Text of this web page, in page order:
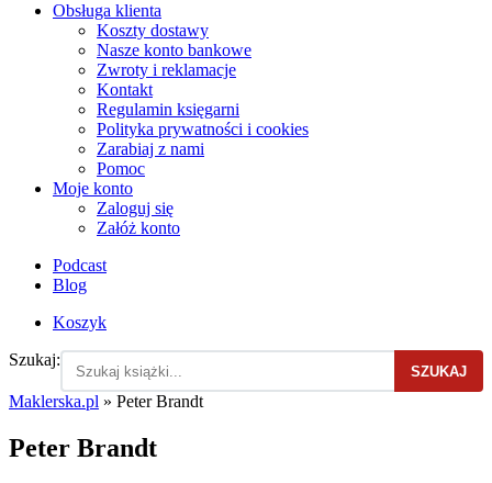
Obsługa klienta
Koszty dostawy
Nasze konto bankowe
Zwroty i reklamacje
Kontakt
Regulamin księgarni
Polityka prywatności i cookies
Zarabiaj z nami
Pomoc
Moje konto
Zaloguj się
Załóż konto
Podcast
Blog
Koszyk
Szukaj:
SZUKAJ
Maklerska.pl » Peter Brandt
Peter Brandt